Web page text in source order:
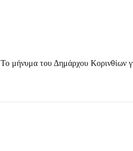
Το μήνυμα του Δημάρχου Κορινθίων